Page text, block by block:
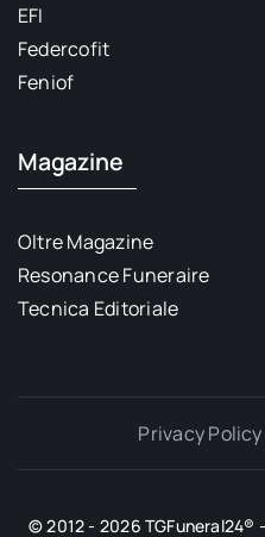
EFI
Federcofit
Feniof
Magazine
Oltre Magazine
Resonance Funeraire
Tecnica Editoriale
Privacy Policy
© 2012 - 2026 TGFuneral24®